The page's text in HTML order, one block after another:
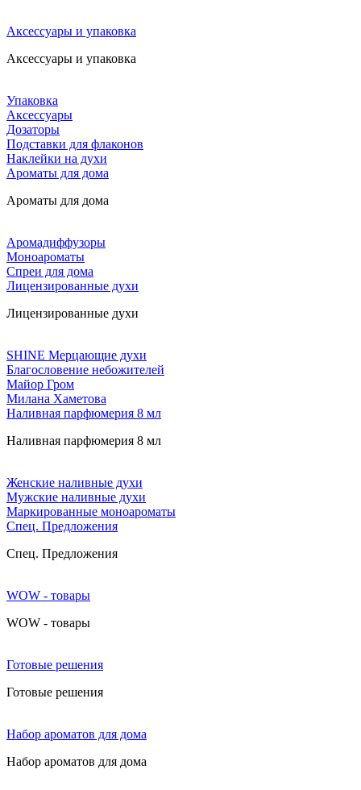
Аксессуары и упаковка
Аксессуары и упаковка
Упаковка
Аксессуары
Дозаторы
Подставки для флаконов
Наклейки на духи
Ароматы для дома
Ароматы для дома
Аромадиффузоры
Моноароматы
Спреи для дома
Лицензированные духи
Лицензированные духи
SHINE Мерцающие духи
Благословение небожителей
Майор Гром
Милана Хаметова
Наливная парфюмерия 8 мл
Наливная парфюмерия 8 мл
Женские наливные духи
Мужские наливные духи
Маркированные моноароматы
Cпец. Предложения
Cпец. Предложения
WOW - товары
WOW - товары
Готовые решения
Готовые решения
Набор ароматов для дома
Набор ароматов для дома